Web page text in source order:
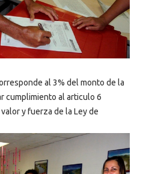
al 3% del monto de la
cumplimiento al articulo 6
y fuerza de la Ley de